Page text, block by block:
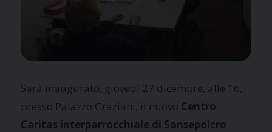
Sarà inaugurato, giovedì 27 dicembre, alle 16,
presso Palazzo Graziani, il nuovo Centro
Caritas interparrocchiale di Sansepolcro.